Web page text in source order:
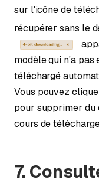
sur l'icône de
récupérer sans le
modèle qui n'a pas
téléchargé
Vous pouvez
pour supprimer du
cours de
7.